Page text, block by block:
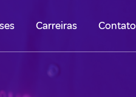
Carreiras Contato